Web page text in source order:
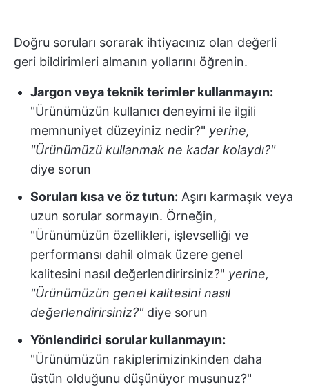
Doğru soruları sorarak ihtiyacınız olan değerli
geri bildirimleri almanın yollarını öğrenin.
Jargon veya teknik terimler kullanmayın:
"Ürünümüzün kullanıcı deneyimi ile ilgili
memnuniyet düzeyiniz nedir?" yerine,
"Ürünümüzü kullanmak ne kadar kolaydı?"
diye sorun
Soruları kısa ve öz tutun: Aşırı karmaşık veya
uzun sorular sormayın. Örneğin,
"Ürünümüzün özellikleri, işlevselliği ve
performansı dahil olmak üzere genel
kalitesini nasıl değerlendirirsiniz?" yerine,
"Ürünümüzün genel kalitesini nasıl
değerlendirirsiniz?"diye sorun
Yönlendirici sorular kullanmayın:
"Ürünümüzün rakiplerimizinkinden daha
üstün olduğunu düşünüyor musunuz?"